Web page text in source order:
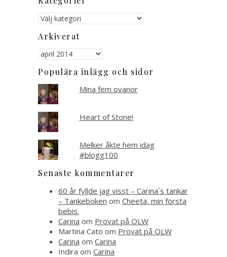
Kategorier
Arkiverat
Arkiverat
Populära inlägg och sidor
Mina fem ovanor
Heart of Stone!
Melker åkte hem idag
#blogg100
Senaste kommentarer
60 år fyllde jag visst – Carina´s tankar
– Tankeboken om Cheeta, min första
bebis.
Carina om Provat på OLW
Martina Cato om Provat på OLW
Carina om Carina
Indira om Carina